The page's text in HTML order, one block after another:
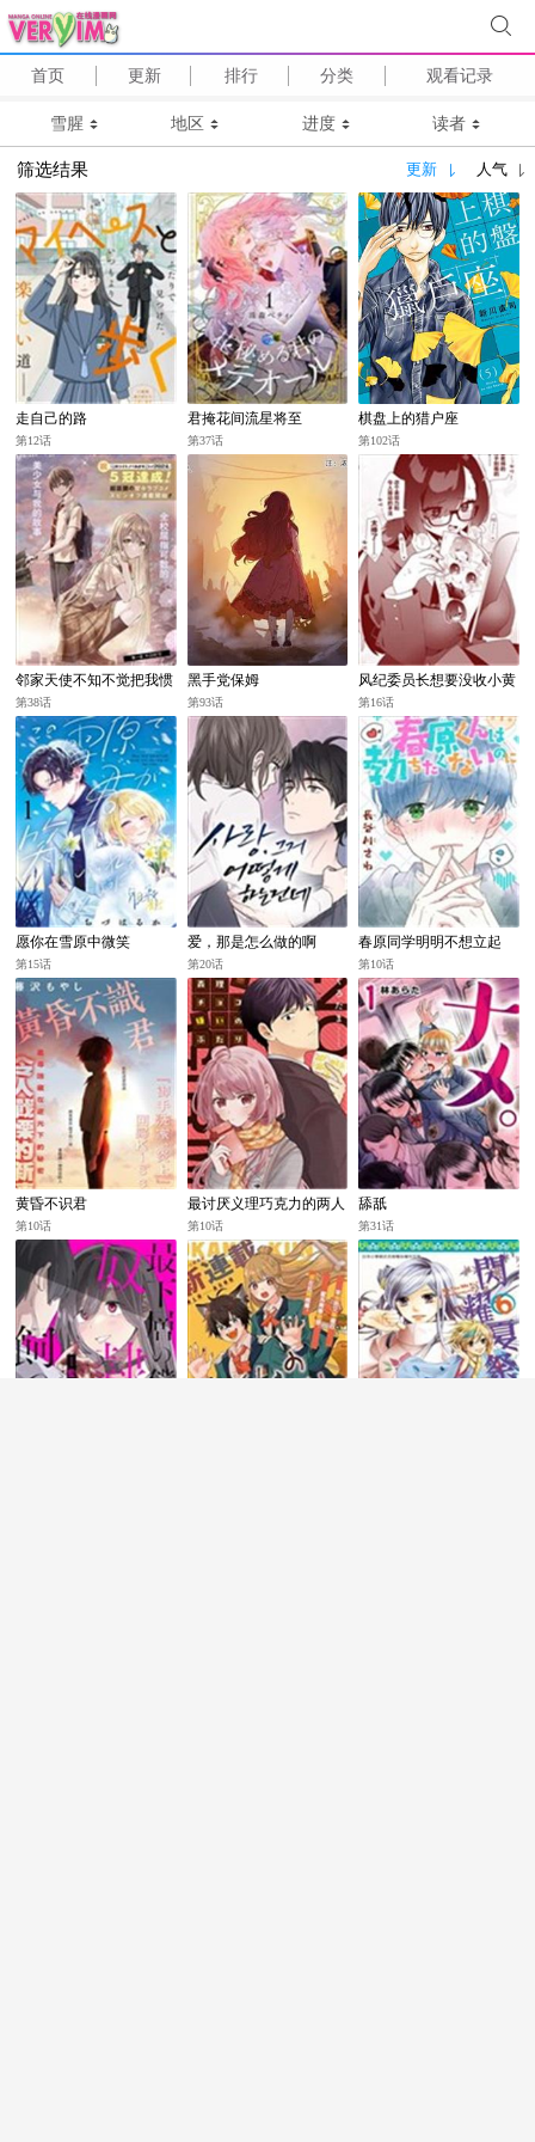
首页 更新 排行 分类 观看记录
雪腥 地区 进度 读者
筛选结果 人气
更新
走自己的路
第12话
君掩花间流星将至
第37话
棋盘上的猎户座
第102话
邻家天使不知不觉把我惯
成了废人 after the rain
第38话
黑手党保姆
第93话
风纪委员长想要没收小黄
本
第16话
愿你在雪原中微笑
第15话
爱，那是怎么做的啊
第20话
春原同学明明不想立起
第10话
黄昏不识君
第10话
最讨厌义理巧克力的两人
第10话
舔舐
第31话